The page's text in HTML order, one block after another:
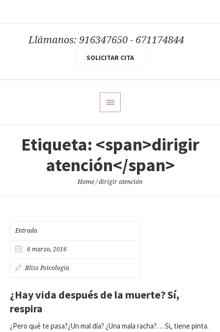
Llámanos: 916347650 - 671174844
SOLICITAR CITA
Etiqueta: <span>dirigir
atención</span>
Home /dirigir atención
Entrada
6 marzo, 2016
Bliss Psicología
¿Hay vida después de la muerte? Sí,
respira
¿Pero qué te pasa?¿Un mal día? ¿Una mala racha?… Si, tiene pinta.